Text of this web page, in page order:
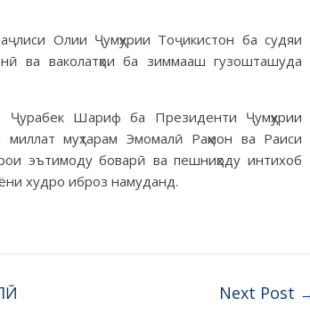
Олии Ҷумҳурии Тоҷикистон ба судяи
ва ваколатҳои ба зиммааш гузошташуда
Шариф ба Президенти Ҷумҳурии
муҳтарам Эмомалӣ Раҳмон ва Раиси
эътимоду боварӣ ва пешниҳоду интихоб
худро иброз намуданд.
Next Post